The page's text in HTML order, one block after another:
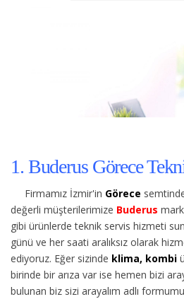
1. Buderus Görece
Firmamız İzmir'in Görece
değerli müşterilerimize Buderus
gibi ürünlerde teknik servis hizmeti
günü ve her saati aralıksız olarak
ediyoruz. Eğer sizinde klima, kombi
birinde bir arıza var ise hemen bizi
bulunan biz sizi arayalım adlı